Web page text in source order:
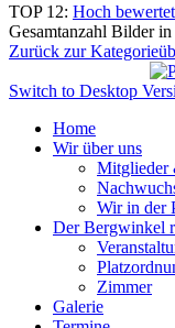
TOP 12: Hoch bewertet
Gesamtanzahl Bilder
Zurück zur
Switch to Desktop
Home
Wir über uns
Mitglieder
Wir in der
Der Bergwinkel
Zimmer
Galerie